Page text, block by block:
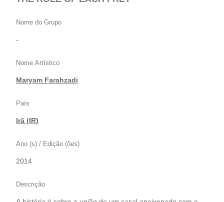
EACH
Nome do Grupo
-
Nome Artístico
Maryam Farahzadi
País
Irã (IR)
Ano (s) / Edição (ões)
2014
Descrição